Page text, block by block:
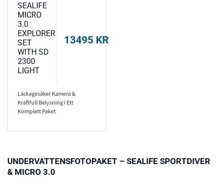
SEALIFE
MICRO
3.0
EXPLORER
SET
WITH SD
2300
LIGHT
13495 KR
Läckagesäker Kamera &
Kraftfull Belysning i Ett
Komplett Paket
UNDERVATTENSFOTOPAKET – SEALIFE SPORTDIVER
& MICRO 3.0